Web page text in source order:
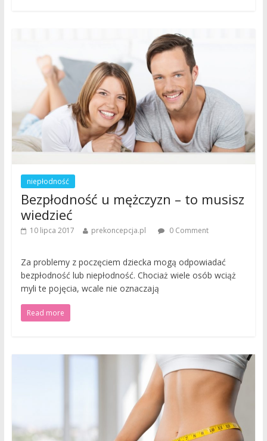
niepłodność
Bezpłodność u mężczyzn – to musisz
wiedzieć
10 lipca 2017 prekoncepcja.pl 0 Comment
Za problemy z poczęciem dziecka mogą odpowiadać
bezpłodność lub niepłodność. Chociaż wiele osób wciąż
myli te pojęcia, wcale nie oznaczają
Read more